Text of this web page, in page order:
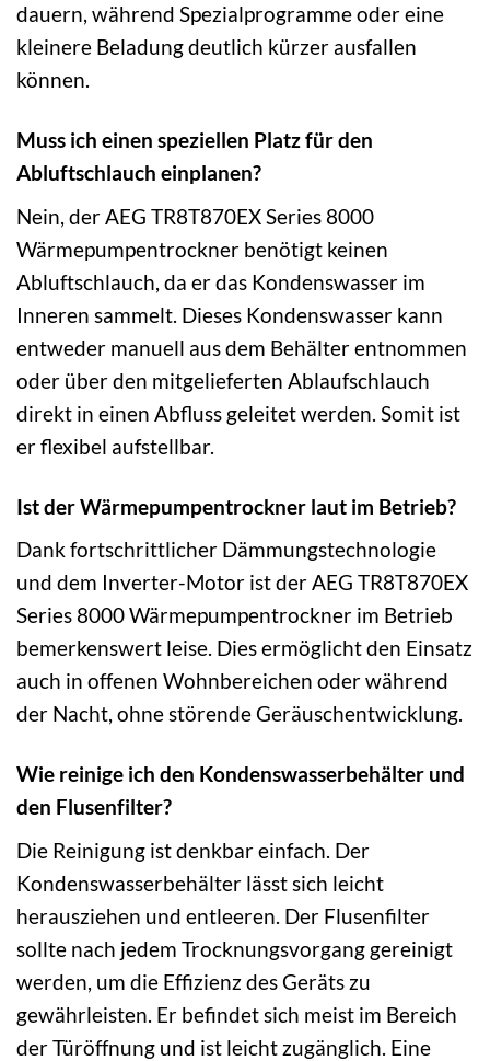
dauern, während Spezialprogramme oder eine
kleinere Beladung deutlich kürzer ausfallen
können.
Muss ich einen speziellen Platz für den
Abluftschlauch einplanen?
Nein, der AEG TR8T870EX Series 8000
Wärmepumpentrockner benötigt keinen
Abluftschlauch, da er das Kondenswasser im
Inneren sammelt. Dieses Kondenswasser kann
entweder manuell aus dem Behälter entnommen
oder über den mitgelieferten Ablaufschlauch
direkt in einen Abfluss geleitet werden. Somit ist
er flexibel aufstellbar.
Ist der Wärmepumpentrockner laut im Betrieb?
Dank fortschrittlicher Dämmungstechnologie
und dem Inverter-Motor ist der AEG TR8T870EX
Series 8000 Wärmepumpentrockner im Betrieb
bemerkenswert leise. Dies ermöglicht den Einsatz
auch in offenen Wohnbereichen oder während
der Nacht, ohne störende Geräuschentwicklung.
Wie reinige ich den Kondenswasserbehälter und
den Flusenfilter?
Die Reinigung ist denkbar einfach. Der
Kondenswasserbehälter lässt sich leicht
herausziehen und entleeren. Der Flusenfilter
sollte nach jedem Trocknungsvorgang gereinigt
werden, um die Effizienz des Geräts zu
gewährleisten. Er befindet sich meist im Bereich
der Türöffnung und ist leicht zugänglich. Eine